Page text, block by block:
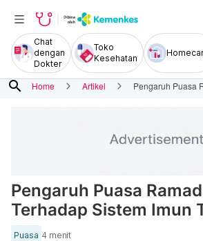
Chat
dengan
Dokter
Toko
Kesehatan
search Home Artikel Pengaruh Puasa
Pengaruh Puasa
Terhadap Sistem Imun
Puasa 4 menit